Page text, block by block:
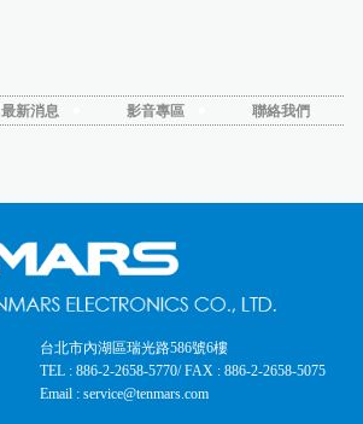
最新消息 影音專區 聯絡我們
台北市內湖區瑞光路586號6樓
TEL : 886-2-2658-5770/ FAX : 886-2-2658-5075
Email : service@tenmars.com